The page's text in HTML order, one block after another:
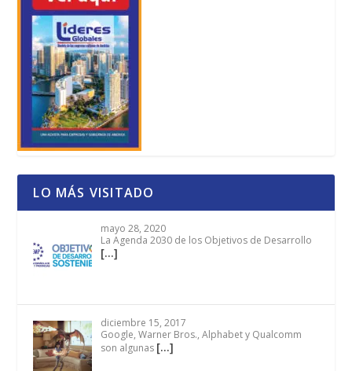
LO MÁS VISITADO
mayo 28, 2020
La Agenda 2030 de los Objetivos de Desarrollo
[…]
diciembre 15, 2017
Google, Warner Bros., Alphabet y Qualcomm
son algunas […]